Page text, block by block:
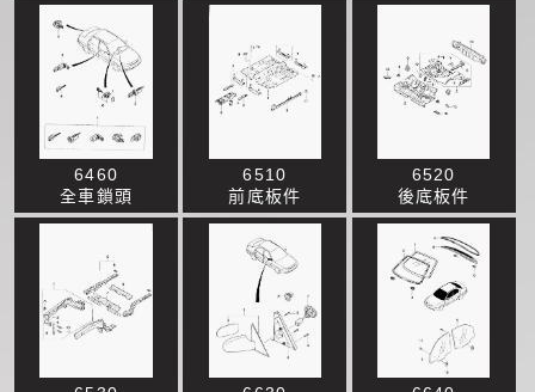
6460
全車鎖頭
6510
前底板件
6520
後底板件